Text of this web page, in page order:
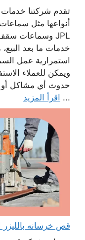
تقدم شركتنا
أنواعها مثل
خدمات ما بعد
استمرارية عمل
ويمكن للعملاء
حدوث أي مشاكل أو
... اقرأ المزيد
قص خرسانه بالليزر الكويت 65932555